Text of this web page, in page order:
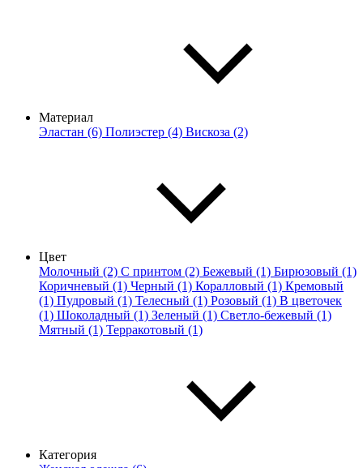
Материал
Эластан (6) Полиэстер (4) Вискоза (2)
Цвет
Молочный (2) С принтом (2) Бежевый (1) Бирюзовый (1)
Коричневый (1) Черный (1) Коралловый (1) Кремовый
(1) Пудровый (1) Телесный (1) Розовый (1) В цветочек
(1) Шоколадный (1) Зеленый (1) Светло-бежевый (1)
Мятный (1) Терракотовый (1)
Категория